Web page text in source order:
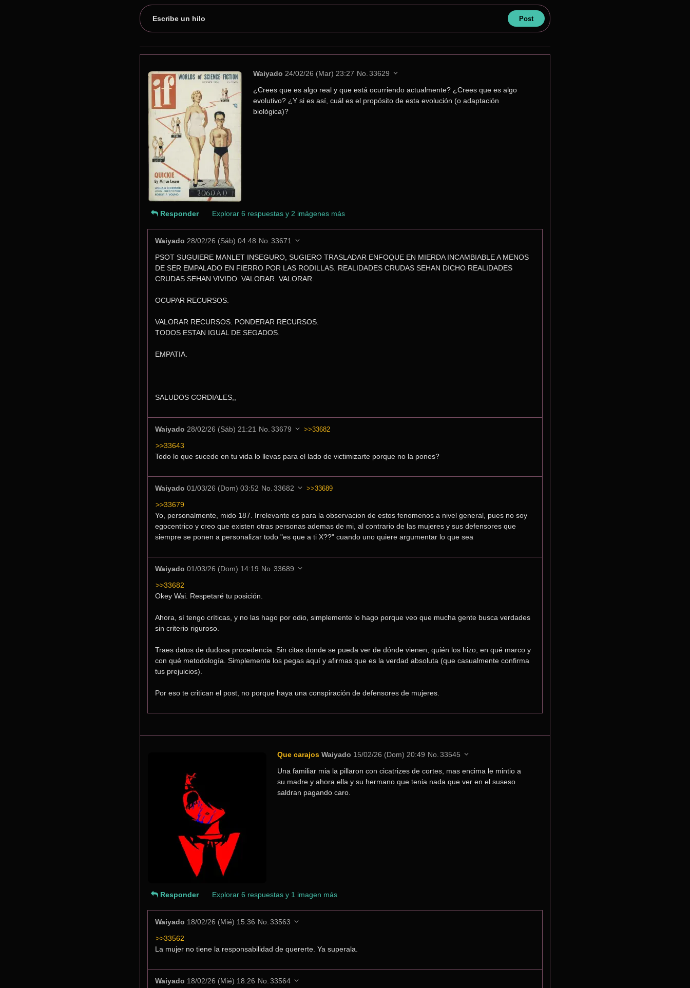
Escribe un hilo
Waiyado 24/02/26 (Mar) 23:27 No. 33629
¿Crees que es algo real y que está ocurriendo actualmente? ¿Crees que es algo
evolutivo? ¿Y si es así, cuál es el propósito de esta evolución (o adaptación
biológica)?
Responder Explorar 6 respuestas y 2 imágenes más
Waiyado 28/02/26 (Sáb) 04:48 No. 33671
PSOT SUGUIERE MANLET INSEGURO, SUGIERO TRASLADAR ENFOQUE EN MIERDA INCAMBIABLE A MENOS
DE SER EMPALADO EN FIERRO POR LAS RODILLAS. REALIDADES CRUDAS SEHAN DICHO REALIDADES
CRUDAS SEHAN VIVIDO. VALORAR. VALORAR.
OCUPAR RECURSOS.
VALORAR RECURSOS. PONDERAR RECURSOS.
TODOS ESTAN IGUAL DE SEGADOS.
EMPATIA.
SALUDOS CORDIALES,,
Waiyado 28/02/26 (Sáb) 21:21 No. 33679 >>33682
>>33643
Todo lo que sucede en tu vida lo llevas para el lado de victimizarte porque no la pones?
Waiyado 01/03/26 (Dom) 03:52 No. 33682 >>33689
>>33679
Yo, personalmente, mido 187. Irrelevante es para la observacion de estos fenomenos a nivel general, pues no soy
egocentrico y creo que existen otras personas ademas de mi, al contrario de las mujeres y sus defensores que
siempre se ponen a personalizar todo "es que a ti X??" cuando uno quiere argumentar lo que sea
Waiyado 01/03/26 (Dom) 14:19 No. 33689
>>33682
Okey Wai. Respetaré tu posición.
Ahora, sí tengo críticas, y no las hago por odio, simplemente lo hago porque veo que mucha gente busca verdades
sin criterio riguroso.
Traes datos de dudosa procedencia. Sin citas donde se pueda ver de dónde vienen, quién los hizo, en qué marco y
con qué metodología. Simplemente los pegas aquí y afirmas que es la verdad absoluta (que casualmente confirma
tus prejuicios).
Por eso te critican el post, no porque haya una conspiración de defensores de mujeres.
Que carajos Waiyado 15/02/26 (Dom) 20:49 No. 33545
Una familiar mia la pillaron con cicatrizes de cortes, mas encima le mintio a
su madre y ahora ella y su hermano que tenia nada que ver en el suseso
saldran pagando caro.
Responder Explorar 6 respuestas y 1 imagen más
Waiyado 18/02/26 (Mié) 15:36 No. 33563
>>33562
La mujer no tiene la responsabilidad de quererte. Ya superala.
Waiyado 18/02/26 (Mié) 18:26 No. 33564